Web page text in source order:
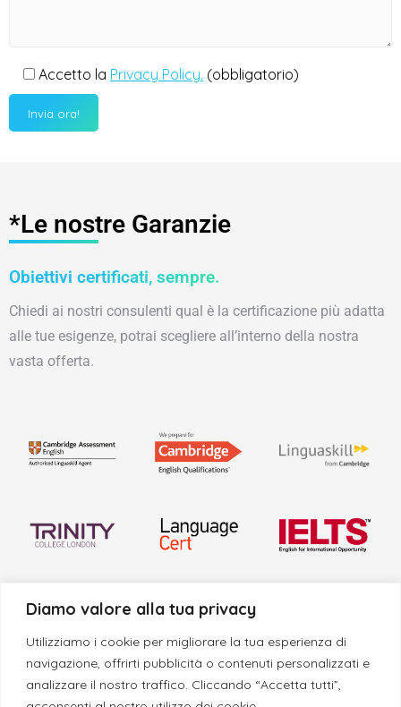
Diamo valore alla tua privacy
Utilizziamo i cookie per migliorare la tua esperienza di
navigazione, offrirti pubblicità o contenuti personalizzati e
analizzare il nostro traffico. Cliccando “Accetta tutti”,
Accetto la Privacy Policy. (obbligatorio)
*Le nostre Garanzie
Obiettivi certificati, sempre.
Chiedi ai nostri consulenti qual è la certificazione più adatta
alle tue esigenze, potrai scegliere all’interno della nostra
vasta offerta.